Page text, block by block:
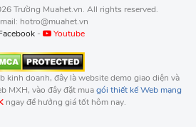
Trường Muahet.vn. All rights reserved.
hotro@muahet.vn
- Youtube
kinh doanh, đây là website demo giao diện và
MXH, vào đây đặt muagói thiết kế Web mạng
ngay để hưởng giá tốt hôm nay.